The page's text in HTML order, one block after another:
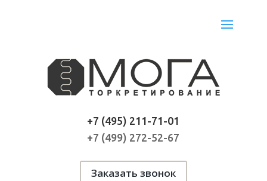
+7 (495) 211-71-01
+7 (499) 272-52-67
Заказать звонок